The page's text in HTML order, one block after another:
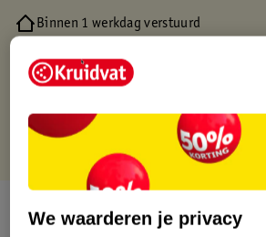
Binnen 1 werkdag verstuurd
Gratis retourneren via verkooppartner.
Gratis punten met je Kruidvat kaart
Over dit product
We waarderen je privacy